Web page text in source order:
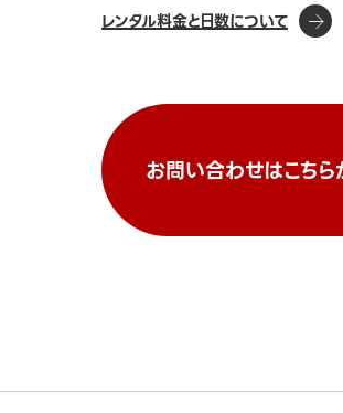
レンタル料金と日数について
お問い合わせはこちら